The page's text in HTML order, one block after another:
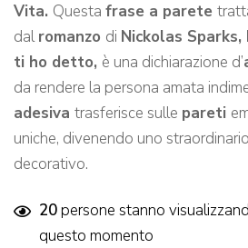
Vita. Questa frase a parete
dalromanzo di Nickolas
ti ho detto, è una dichiarazione d’
da rendere la persona amata
adesiva trasferisce sulle pareti
uniche, divenendo uno
decorativo.
20persone stanno
questo momento